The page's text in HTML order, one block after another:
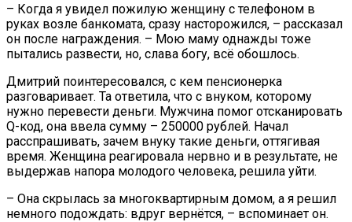
– Когда я увидел пожилую женщину с телефоном в
руках возле банкомата, сразу насторожился, – рассказал
он после награждения. – Мою маму однажды тоже
пытались развести, но, слава богу, всё обошлось.
Дмитрий поинтересовался, с кем пенсионерка
разговаривает. Та ответила, что с внуком, которому
нужно перевести деньги. Мужчина помог отсканировать
Q-код, она ввела сумму – 250000 рублей. Начал
расспрашивать, зачем внуку такие деньги, оттягивая
время. Женщина реагировала нервно и в результате, не
выдержав напора молодого человека, решила уйти.
– Она скрылась за многоквартирным домом, а я решил
немного подождать: вдруг вернётся, – вспоминает он.